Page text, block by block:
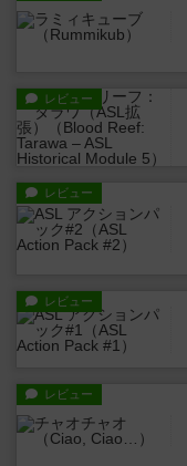
レビュー
レビュー
レビュー
レビュー